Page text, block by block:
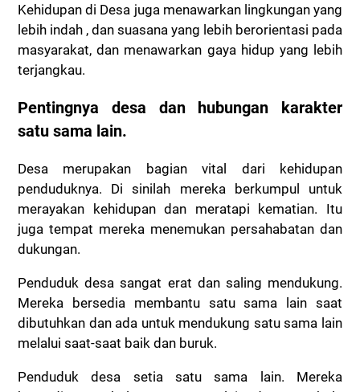
Kehidupan di Desa juga menawarkan lingkungan yang
lebih indah , dan suasana yang lebih berorientasi pada
masyarakat, dan menawarkan gaya hidup yang lebih
terjangkau.
Pentingnya desa dan hubungan karakter
satu sama lain.
Desa merupakan bagian vital dari kehidupan
penduduknya. Di sinilah mereka berkumpul untuk
merayakan kehidupan dan meratapi kematian. Itu
juga tempat mereka menemukan persahabatan dan
dukungan.
Penduduk desa sangat erat dan saling mendukung.
Mereka bersedia membantu satu sama lain saat
dibutuhkan dan ada untuk mendukung satu sama lain
melalui saat-saat baik dan buruk.
Penduduk desa setia satu sama lain. Mereka